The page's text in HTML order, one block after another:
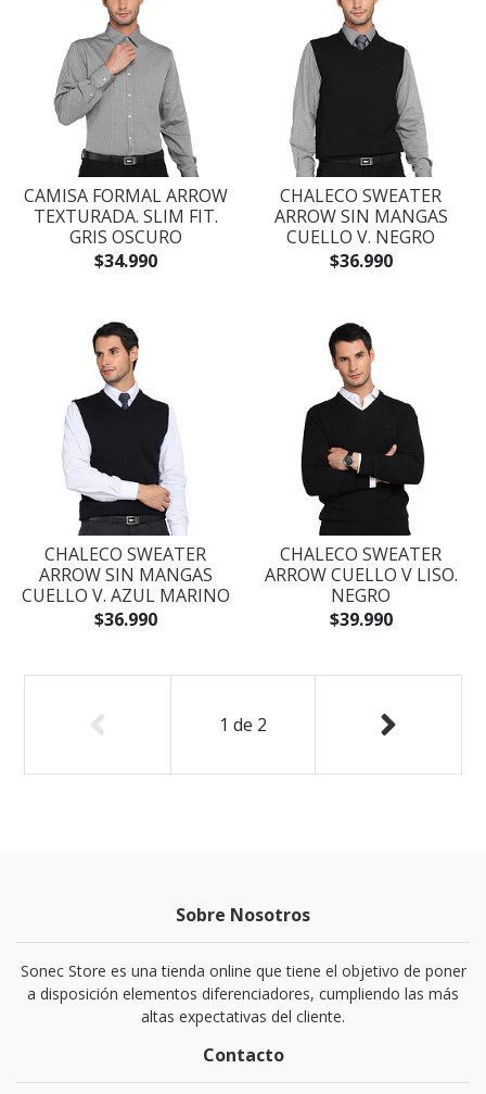
CAMISA FORMAL ARROW
TEXTURADA. SLIM FIT.
GRIS OSCURO
$34.990
CHALECO SWEATER
ARROW SIN MANGAS
CUELLO V. NEGRO
$36.990
CHALECO SWEATER
ARROW SIN MANGAS
CUELLO V. AZUL MARINO
$36.990
CHALECO SWEATER
ARROW CUELLO V LISO.
NEGRO
$39.990
1 de 2
Sobre Nosotros
Sonec Store es una tienda online que tiene el objetivo de poner
a disposición elementos diferenciadores, cumpliendo las más
altas expectativas del cliente.
Contacto